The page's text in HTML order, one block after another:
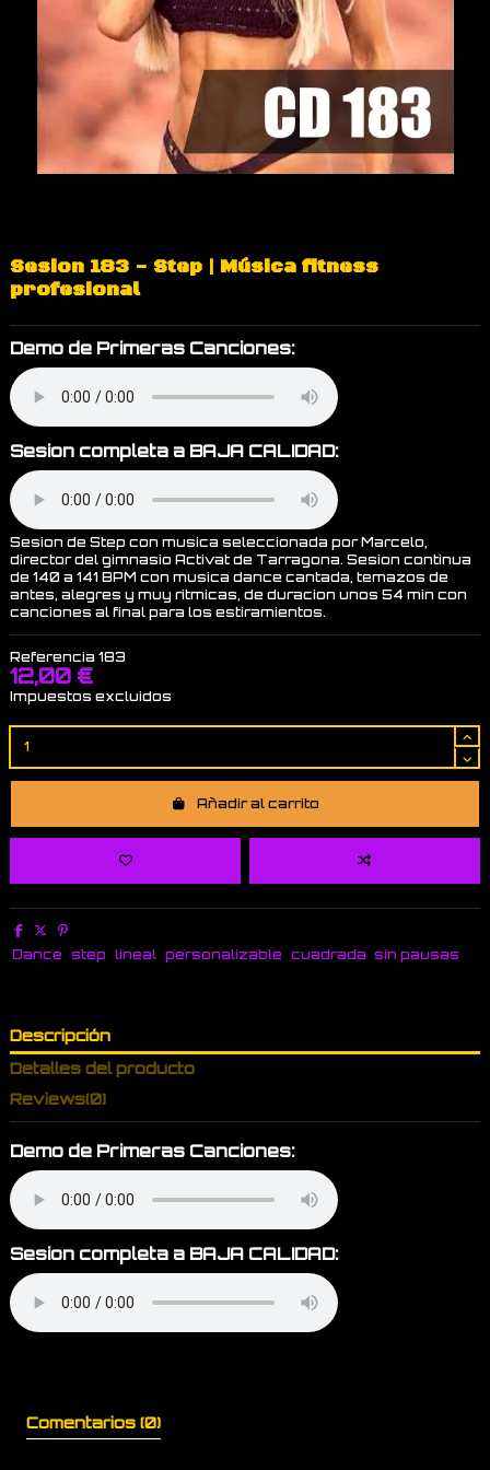
Sesion 183 - Step | Música fitness
profesional
Demo de Primeras Canciones:
Sesion completa a BAJA CALIDAD:
Sesion de Step con musica seleccionada por Marcelo,
director del gimnasio Activat de Tarragona. Sesion continua
de 140 a 141 BPM con musica dance cantada, temazos de
antes, alegres y muy ritmicas, de duracion unos 54 min con
canciones al final para los estiramientos.
Referencia 183
12,00 €
Impuestos excluidos
Añadir al carrito
Dance step lineal personalizable cuadrada sin pausas
Descripción
Detalles del producto
Reviews(0)
Demo de Primeras Canciones:
Sesion completa a BAJA CALIDAD:
Comentarios (0)